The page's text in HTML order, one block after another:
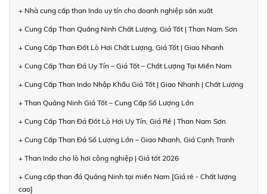
+ Nhà cung cấp than Indo uy tín cho doanh nghiệp sản xuất
+ Cung Cấp Than Quảng Ninh Chất Lượng, Giá Tốt | Than Nam Sơn
+ Cung Cấp Than Đốt Lò Hơi Chất Lượng, Giá Tốt | Giao Nhanh
+ Cung Cấp Than Đá Uy Tín – Giá Tốt – Chất Lượng Tại Miền Nam
+ Cung Cấp Than Indo Nhập Khẩu Giá Tốt | Giao Nhanh | Chất Lượng
+ Than Quảng Ninh Giá Tốt – Cung Cấp Số Lượng Lớn
+ Cung Cấp Than Đá Đốt Lò Hơi Uy Tín, Giá Rẻ | Than Nam Sơn
+ Cung Cấp Than Đá Số Lượng Lớn – Giao Nhanh, Giá Cạnh Tranh
+ Than Indo cho lò hơi công nghiệp | Giá tốt 2026
+ Cung cấp than đá Quảng Ninh tại miền Nam [Giá rẻ - Chất lượng
cao]